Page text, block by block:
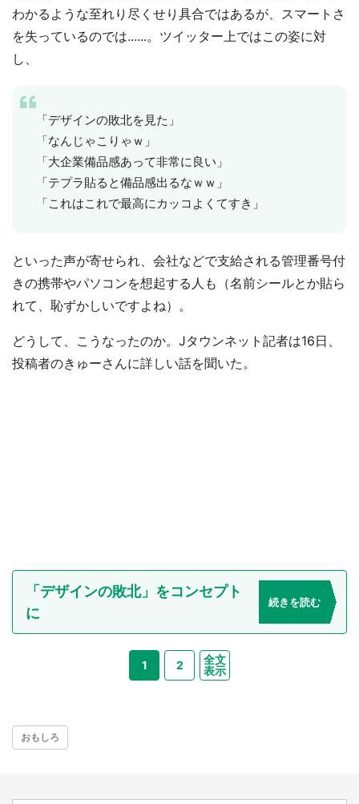
わかるような至れり尽くせり具合ではあるが、スマートさ
を失っているのでは......。ツイッター上ではこの姿に対
し、
「デザインの敗北を見た」
「なんじゃこりゃｗ」
「大企業備品感あって非常に良い」
「テプラ貼ると備品感出るなｗｗ」
「これはこれで最高にカッコよくてすき」
といった声が寄せられ、会社などで支給される管理番号付
きの携帯やパソコンを想起する人も（名前シールとか貼ら
れて、恥ずかしいですよね）。
どうして、こうなったのか。Jタウンネット記者は16日、
投稿者のきゅーさんに詳しい話を聞いた。
「デザインの敗北」をコンセプト
に
続きを読む
1 2
全文
表示
おもしろ